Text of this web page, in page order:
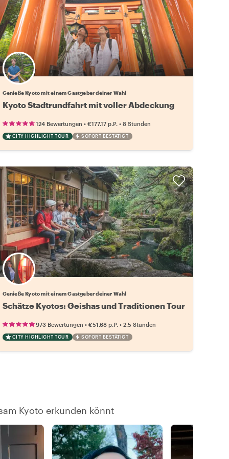
Wähle deinen Lieblingsgastgeber
Genieße Kyoto mit einem Gastgeber deiner Wahl
Kyoto Stadtrundfahrt mit voller Abdeckung
124 Bewertungen • €177.17 p.P. • 8 Stunden
CITY HIGHLIGHT TOUR SOFORT BESTÄTIGT
Wähle deinen Lieblingsgastgeber
Genieße Kyoto mit einem Gastgeber deiner Wahl
Schätze Kyotos: Geishas und Traditionen Tour
973 Bewertungen • €51.68 p.P. • 2.5 Stunden
CITY HIGHLIGHT TOUR SOFORT BESTÄTIGT
Kyoto erkunden könnt